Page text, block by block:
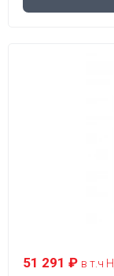
51 291 ₽ в т.ч